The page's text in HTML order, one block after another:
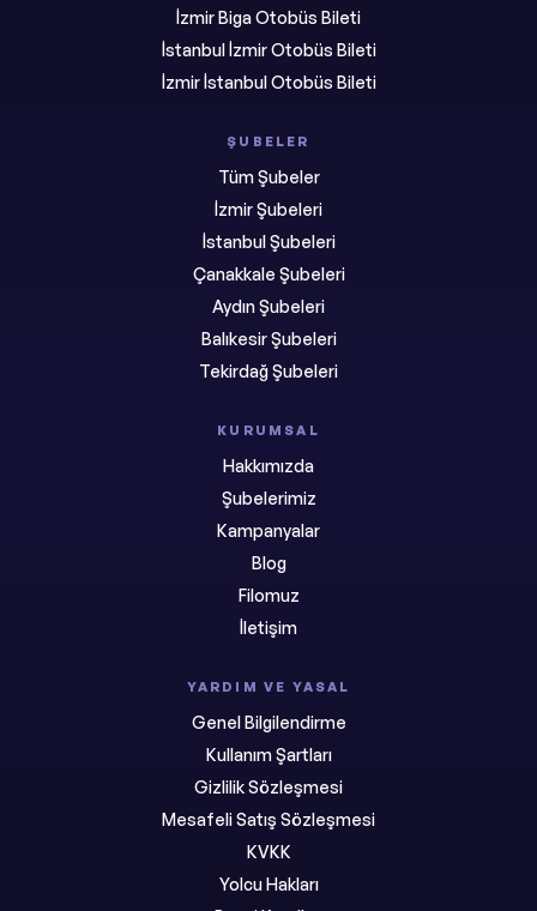
İzmir Biga Otobüs Bileti
İstanbul İzmir Otobüs Bileti
İzmir İstanbul Otobüs Bileti
ŞUBELER
Tüm Şubeler
İzmir Şubeleri
İstanbul Şubeleri
Çanakkale Şubeleri
Aydın Şubeleri
Balıkesir Şubeleri
Tekirdağ Şubeleri
KURUMSAL
Hakkımızda
Şubelerimiz
Kampanyalar
Blog
Filomuz
İletişim
YARDIM VE YASAL
Genel Bilgilendirme
Kullanım Şartları
Gizlilik Sözleşmesi
Mesafeli Satış Sözleşmesi
KVKK
Yolcu Hakları